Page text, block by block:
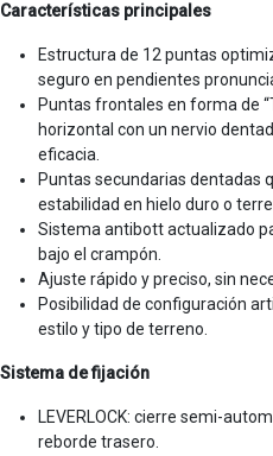
Características principales
Estructura de 12 puntas
seguro en pendientes
Puntas frontales en forma de
horizontal con un nervio
eficacia.
Puntas secundarias dentadas
estabilidad en hielo duro o
Sistema antibott actualizado
bajo el crampón.
Ajuste rápido y preciso, sin
Posibilidad de configuración
estilo y tipo de terreno.
Sistema de fijación
LEVERLOCK: cierre semi-
reborde trasero.